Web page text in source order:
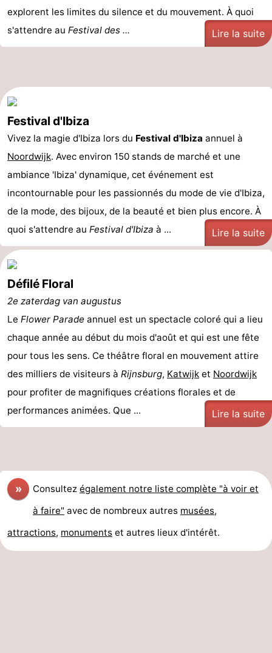
explorent les limites du silence et du mouvement. À quoi
s'attendre au Festival des ... Lire la suite
Festival d'Ibiza
Vivez la magie d'Ibiza lors du Festival d'Ibiza annuel à
Noordwijk. Avec environ 150 stands de marché et une
ambiance 'Ibiza' dynamique, cet événement est
incontournable pour les passionnés du mode de vie d'Ibiza,
de la mode, des bijoux, de la beauté et bien plus encore. À
quoi s'attendre au Festival d'Ibiza à ... Lire la suite
Défilé Floral
2e zaterdag van augustus
Le Flower Parade annuel est un spectacle coloré qui a lieu
chaque année au début du mois d'août et qui est une fête
pour tous les sens. Ce théâtre floral en mouvement attire
des milliers de visiteurs à Rijnsburg, Katwijk et Noordwijk
pour profiter de magnifiques créations florales et de
performances animées. Que ...
Lire la suite
» Consultez également notre liste complète "à voir et
à faire" avec de nombreux autres musées,
attractions, monuments et autres lieux d'intérêt.